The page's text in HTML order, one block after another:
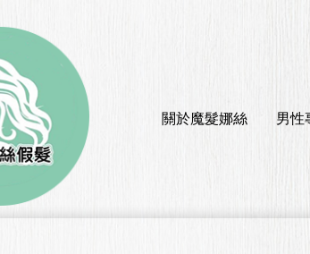
關於魔髮娜絲 男性